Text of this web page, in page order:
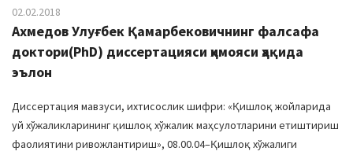
02.02.2018
Ахмедов Улуғбек Қамарбековичнинг фалсафа
доктори(PhD) диссертацияси ҳимояси ҳақида
эълон
Диссертация мавзуси, ихтисослик шифри: «Қишлоқ жойларида
уй хўжаликларининг қишлоқ хўжалик маҳсулотларини етиштириш
фаолиятини ривожлантириш», 08.00.04–Қишлоқ хўжалиги